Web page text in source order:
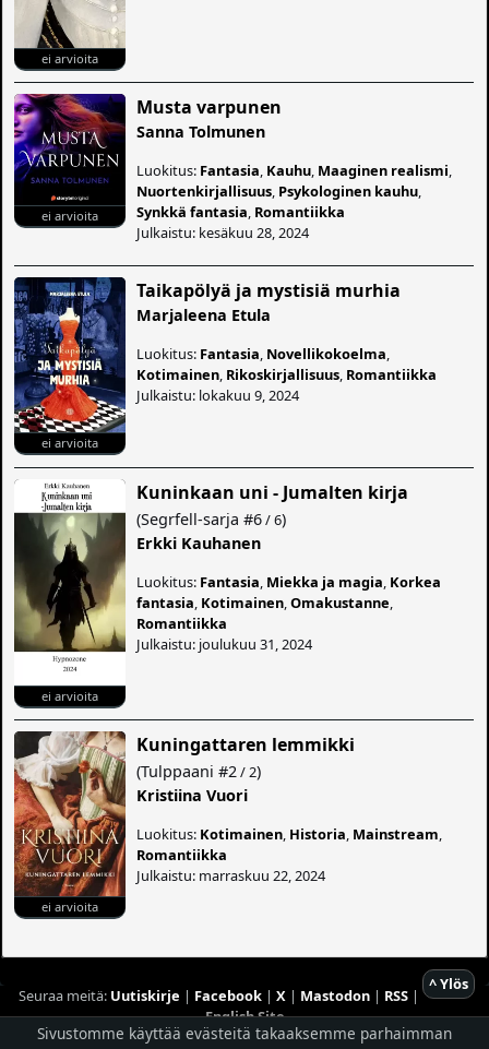
ei arvioita
ei arvioita
Musta varpunen
Sanna Tolmunen
Luokitus: Fantasia Kauhu Maaginen realismi
Nuortenkirjallisuus Psykologinen kauhu
Synkkä fantasia Romantiikka
Julkaistu: kesäkuu 28, 2024
ei arvioita
Taikapölyä ja mystisiä murhia
Marjaleena Etula
Luokitus: Fantasia Novellikokoelma
Kotimainen Rikoskirjallisuus Romantiikka
Julkaistu: lokakuu 9, 2024
ei arvioita
Kuninkaan uni - Jumalten kirja
(Segrfell-sarja #6/ 6)
Erkki Kauhanen
Luokitus: Fantasia Miekka ja magia Korkea
fantasia Kotimainen ,Omakustanne
Romantiikka
Julkaistu: joulukuu 31, 2024
ei arvioita
Kuningattaren lemmikki
(Tulppaani #2 / 2)
Kristiina Vuori
Luokitus: Kotimainen Historia Mainstream
Romantiikka
Julkaistu: marraskuu 22, 2024
^ Ylös
Seuraa meitä: Uutiskirje | Facebook| X | Mastodon| RSS|
English Site
Sivustomme käyttää evästeitä takaaksemme parhaimman